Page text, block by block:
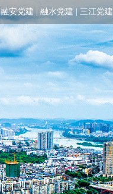
融安党建 融水党建 三江党建